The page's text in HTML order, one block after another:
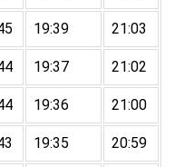
19:39 21:03
19:37 21:02
19:36 21:00
19:35 20:59